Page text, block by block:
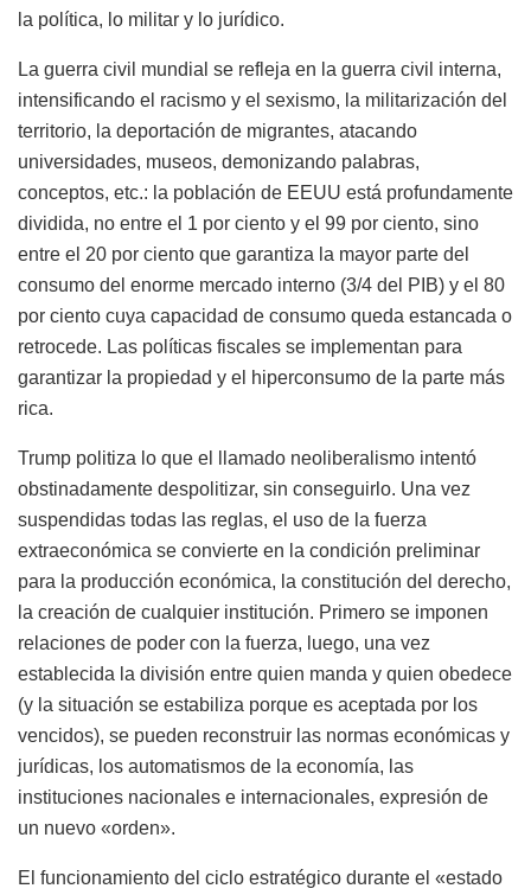
la política, lo militar y lo jurídico.
La guerra civil mundial se refleja en la guerra civil interna,
intensificando el racismo y el sexismo, la militarización del
territorio, la deportación de migrantes, atacando
universidades, museos, demonizando palabras,
conceptos, etc.: la población de EEUU está profundamente
dividida, no entre el 1 por ciento y el 99 por ciento, sino
entre el 20 por ciento que garantiza la mayor parte del
consumo del enorme mercado interno (3/4 del PIB) y el 80
por ciento cuya capacidad de consumo queda estancada o
retrocede. Las políticas fiscales se implementan para
garantizar la propiedad y el hiperconsumo de la parte más
rica.
Trump politiza lo que el llamado neoliberalismo intentó
obstinadamente despolitizar, sin conseguirlo. Una vez
suspendidas todas las reglas, el uso de la fuerza
extraeconómica se convierte en la condición preliminar
para la producción económica, la constitución del derecho,
la creación de cualquier institución. Primero se imponen
relaciones de poder con la fuerza, luego, una vez
establecida la división entre quien manda y quien obedece
(y la situación se estabiliza porque es aceptada por los
vencidos), se pueden reconstruir las normas económicas y
jurídicas, los automatismos de la economía, las
instituciones nacionales e internacionales, expresión de
un nuevo «orden».
El funcionamiento del ciclo estratégico durante el «estado